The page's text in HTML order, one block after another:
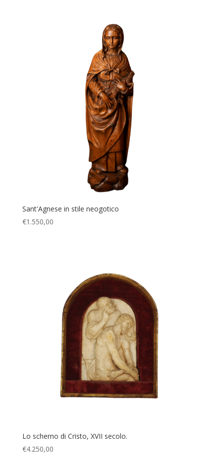
Sant'Agnese in stile neogotico
€1.550,00
Lo scherno di Cristo, XVII secolo.
€4.250,00